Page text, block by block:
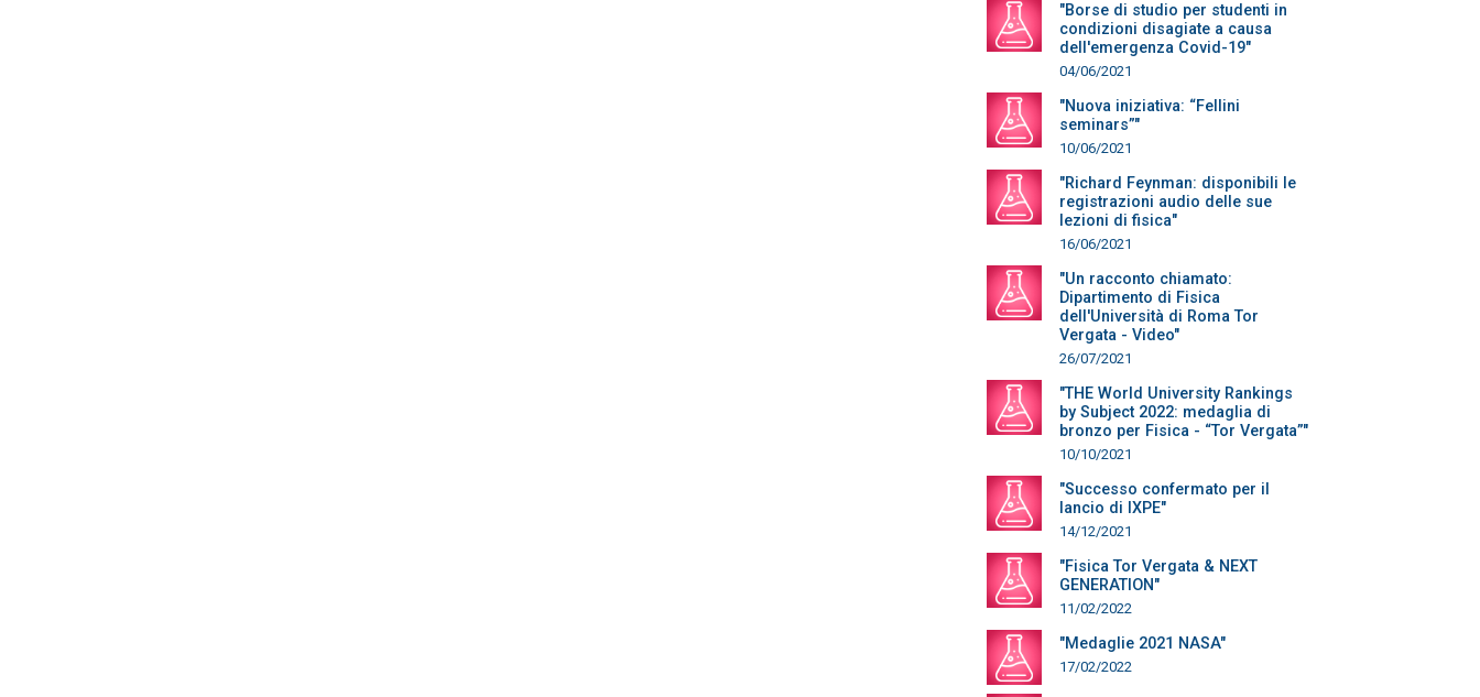
"Borse di studio per studenti in
condizioni disagiate a causa
dell'emergenza Covid-19"
04/06/2021
"Nuova iniziativa: “Fellini
seminars”"
10/06/2021
"Richard Feynman: disponibili le
registrazioni audio delle sue
lezioni di fisica"
16/06/2021
"Un racconto chiamato:
Dipartimento di Fisica
dell'Università di Roma Tor
Vergata - Video"
26/07/2021
"THE World University Rankings
by Subject 2022: medaglia di
bronzo per Fisica - “Tor Vergata”"
10/10/2021
"Successo confermato per il
lancio di IXPE"
14/12/2021
"Fisica Tor Vergata & NEXT
GENERATION"
11/02/2022
"Medaglie 2021 NASA"
17/02/2022